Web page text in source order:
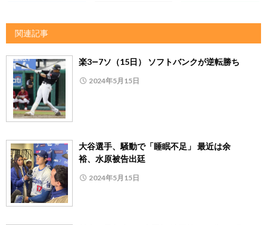
関連記事
楽3―7ソ（15日） ソフトバンクが逆転勝ち
2024年5月15日
大谷選手、騒動で「睡眠不足」 最近は余
裕、水原被告出廷
2024年5月15日